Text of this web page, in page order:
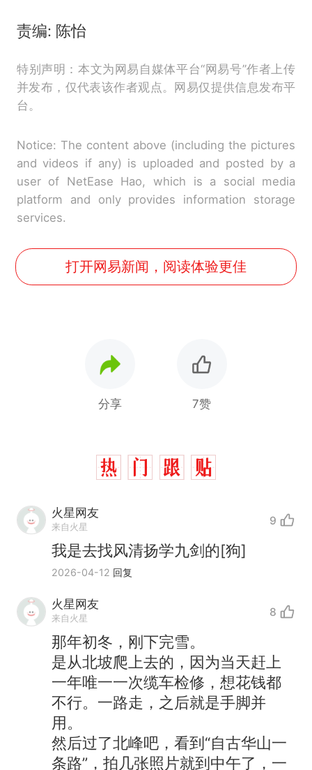
责编: 陈怡
特别声明：本文为网易自媒体平台“网易号”作者上传
并发布，仅代表该作者观点。网易仅提供信息发布平
台。
Notice: The content above (including the pictures
and videos if any) is uploaded and posted by a
user of NetEase Hao, which is a social media
platform and only provides information storage
services.
打开网易新闻，阅读体验更佳
分享 7赞
火星网友
来自火星 9
我是去找风清扬学九剑的[狗]
2026-04-12 回复
火星网友
来自火星 8
那年初冬，刚下完雪。
是从北坡爬上去的，因为当天赶上
一年唯一一次缆车检修，想花钱都
不行。一路走，之后就是手脚并
用。
然后过了北峰吧，看到“自古华山一
条路”，拍几张照片就到中午了，一